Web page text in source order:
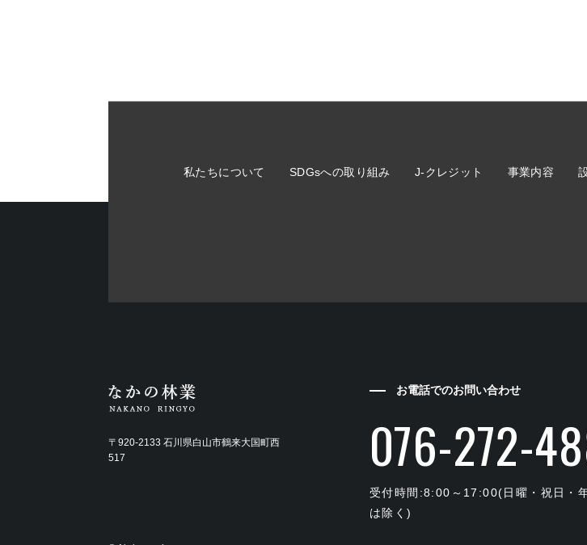
私たちについて SDGsへの取り組み J-クレジット 事業内容
〒920-2133 石川県白山市鶴来大国町西
517
お電話でのお問い合わせ
076-272-
受付時間:8:00～17:00(日曜・祝日・
は除く)